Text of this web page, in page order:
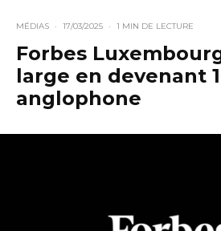
MÉDIAS · 17/03/2025 · 1 MIN DE LECTURE
Forbes
large en devenant
anglophone